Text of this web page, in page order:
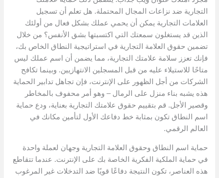
التجارية ضد نزاعات المجال المحتملة. هل تعلم أن تسجيل
العلامات التجارية يمكن أن يحمي عملك بشكل فعال من أولئك
الذين قد يستغلون سمعتك التي اكتسبتها بشق الأنفس؟ من خلال
تضمين حقوق العلامة التجارية في استراتيجية النطاق الخاص بك،
فإنك تعزز سلامة علامتك التجارية، مما يضمن أن اسم عملك ليس
متاحًا للاستيلاء عليه من قبل المسجلين الانتهازيين. وبينما تكافح
الشركات من أجل الظهور على الإنترنت، فإن تجاهل تدابير الحماية
هذه يشبه بناء منزل على الرمال – وهو أمر محفوف بالمخاطر
وقصير الأجل. قم بتقييم حقوق علامتك التجارية بعناية، ودع حماية
اسم النطاق تكون بمثابة خط دفاعك الأول لتأمين مكانك في
العالم الرقمي.
حماية اسم النطاق وحقوق العلامة التجارية وجهان لعملة واحدة
في حماية الملكية الفكرية الخاصة بك على الإنترنت. عندما تتقاطع
هذه العناصر، تكون النتيجة دفاعًا قويًا ضد التدخلات غير المرغوب